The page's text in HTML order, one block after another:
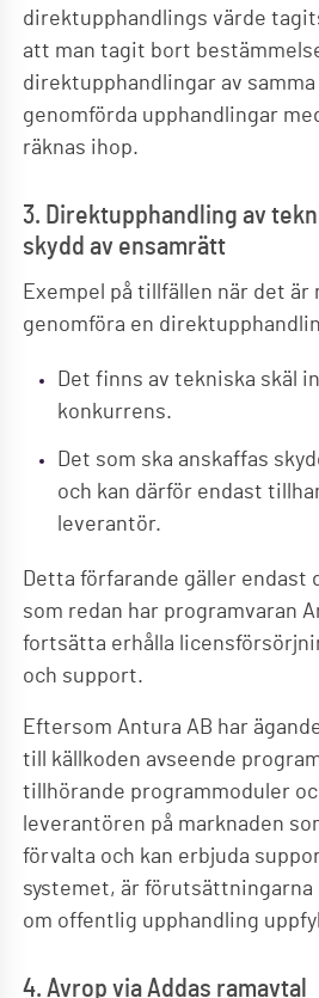
direktupphandlings värde
att man tagit bort
direktupphandlingar av
genomförda upphandlingar
räknas ihop.
3. Direktupphandling av
skydd av ensamrätt
Exempel på tillfällen när det
genomföra en
Det finns av tekniska skäl
konkurrens.
Det som ska anskaffas
och kan därför endast
leverantör.
Detta förfarande gäller endast
som redan har programvaran
fortsätta erhålla
och support.
Eftersom Antura AB har
till källkoden avseende
tillhörande programmoduler
leverantören på marknaden
förvalta och kan erbjuda
systemet, är förutsättningarna i
om offentlig upphandling
4. Avrop via Addas ramavtal